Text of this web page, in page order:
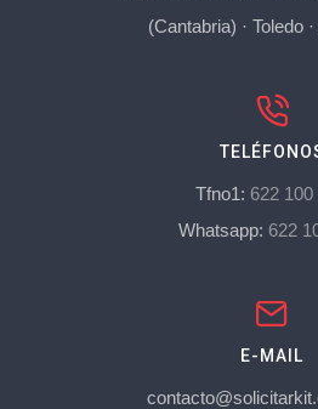
(Cantabria) ·Toledo
Tfno1: 622 100
Whatsapp: 622
E-MAIL